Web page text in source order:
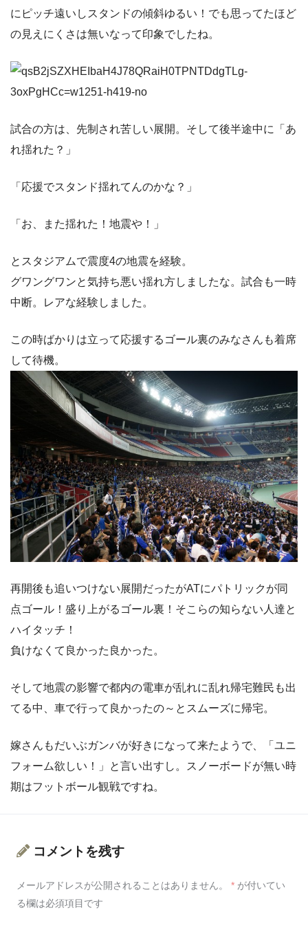
にピッチ遠いしスタンドの傾斜ゆるい！でも思ってたほど
の見えにくさは無いなって印象でしたね。
試合の方は、先制され苦しい展開。そして後半途中に「あ
れ揺れた？」
「応援でスタンド揺れてんのかな？」
「お、また揺れた！地震や！」
とスタジアムで震度4の地震を経験。
グワングワンと気持ち悪い揺れ方しましたな。試合も一時
中断。レアな経験しました。
この時ばかりは立って応援するゴール裏のみなさんも着席
して待機。
再開後も追いつけない展開だったがATにパトリックが同
点ゴール！盛り上がるゴール裏！そこらの知らない人達と
ハイタッチ！
負けなくて良かった良かった。
そして地震の影響で都内の電車が乱れに乱れ帰宅難民も出
てる中、車で行って良かったの～とスムーズに帰宅。
嫁さんもだいぶガンバが好きになって来たようで、「ユニ
フォーム欲しい！」と言い出すし。スノーボードが無い時
期はフットボール観戦ですね。
コメントを残す
メールアドレスが公開されることはありません。 * が付いてい
る欄は必須項目です